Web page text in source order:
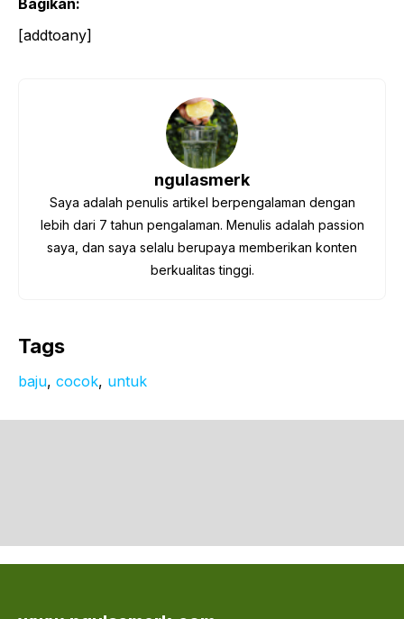
[addtoany]
ngulasmerk
Saya adalah penulis artikel berpengalaman dengan
lebih dari 7 tahun pengalaman. Menulis adalah passion
saya, dan saya selalu berupaya memberikan konten
berkualitas tinggi.
Tags
baju, cocok, untuk